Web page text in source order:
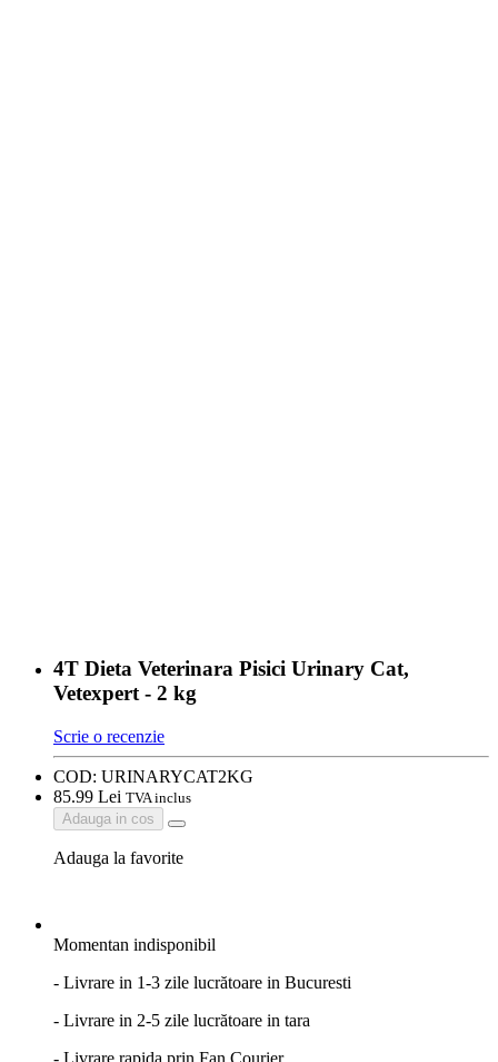
4T Dieta Veterinara Pisici Urinary Cat,
Vetexpert - 2 kg
Scrie o recenzie
COD: URINARYCAT2KG
85.99 Lei TVA inclus
Adauga in cos
Adauga la favorite
Momentan indisponibil
- Livrare in 1-3 zile lucrătoare in Bucuresti
- Livrare in 2-5 zile lucrătoare in tara
- Livrare rapida prin Fan Courier